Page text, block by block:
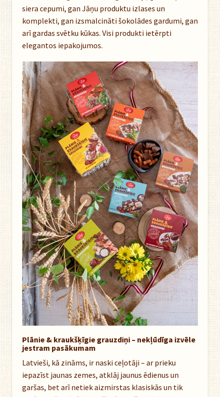
siera cepumi, gan Jāņu produktu izlases un
komplekti, gan izsmalcināti šokolādes gardumi, gan
arī gardas svētku kūkas. Visi produkti ietērpti
elegantos iepakojumos.
Plānie & kraukšķīgie grauzdiņi – nekļūdīga izvēle
jestram pasākumam
Latvieši, kā zināms, ir naski ceļotāji – ar prieku
iepazīst jaunas zemes, atklāj jaunus ēdienus un
garšas, bet arī netiek aizmirstas klasiskās un tik